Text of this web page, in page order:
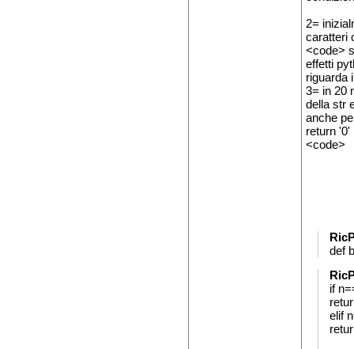
2=
caratteri
<code>
effetti
riguarda
3= in 20
della str
anche
return '0'
<code>
def
if
elif